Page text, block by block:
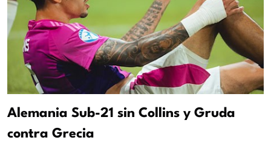
Alemania Sub-21 sin Collins y Gruda
contra Grecia